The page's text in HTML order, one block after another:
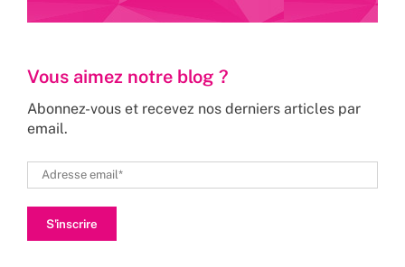
Vous aimez notre blog ?
Abonnez-vous et recevez nos derniers articles par
email.